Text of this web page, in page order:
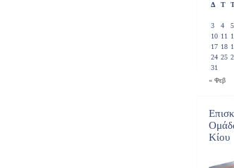
Δ
Τ
3
4 5
10 11
17 18
24 25
31
« Φεβ
Κίου